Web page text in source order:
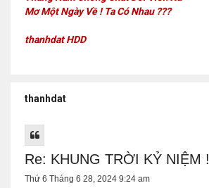
Mơ Một Ngày Về ! Ta Có Nhau ???
thanhdat HDD
thanhdat
Re: KHUNG TRỜI KỶ NIỆM !
Thứ 6 Tháng 6 28, 2024 9:24 am